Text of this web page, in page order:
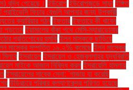
বৃদ্ধি পেয়েছে। ইউরোপ ইউরোপজুড়ে সাড়া ইঙ্গিত
প্রাইভেসি ফিচার যেগুলি আপনার জন্য উপকারী
ক্যারিয়ার গঠন ইফতার ইফতারে কী খাবেন
পড়তেন ইয়ামালের বাঁকা পথে মেসি-ম্যারাডোনার
প্রতিশোধের হুমকি ইলন মাস্ককে ছাড়িয়ে
মাস্কের সম্পত্তি ১৯.২% কমেছে ইলন মাস্কের
ইসরায়েল ইসরায়েল ও হেজবুল্লাহর যুদ্ধবিরতি
মাইকে আজান নিষিদ্ধ করল ইসরায়েলি হামলায়
ইসরায়েলের সাবেক সেনা: 'গাজায় যা করেছি
উড়িরচরে পরিবার কল্যাণকেন্দ্র পরিণত হয়েছে